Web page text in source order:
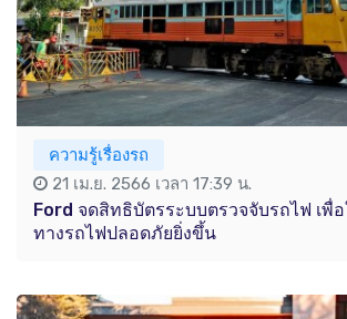
ความรู้เรื่องรถ
21 เม.ย. 2566 เวลา 17:39 น.
Ford จดสิทธิบัตรระบบตรวจจับรถไฟ เพื่
ทางรถไฟปลอดภัยยิ่งขึ้น